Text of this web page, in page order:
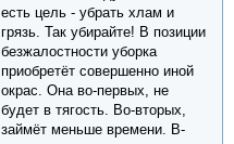
есть цель - убрать хлам и
грязь. Так убирайте! В позиции
безжалостности уборка
приобретёт совершенно иной
окрас. Она во-первых, не
будет в тягость. Во-вторых,
займёт меньше времени. В-